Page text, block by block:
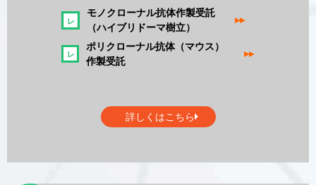
モノクローナル抗体作製受託
（ハイブリドーマ樹立）
▸▸
ポリクローナル抗体（マウス）
作製受託
▸▸
詳しくはこちら